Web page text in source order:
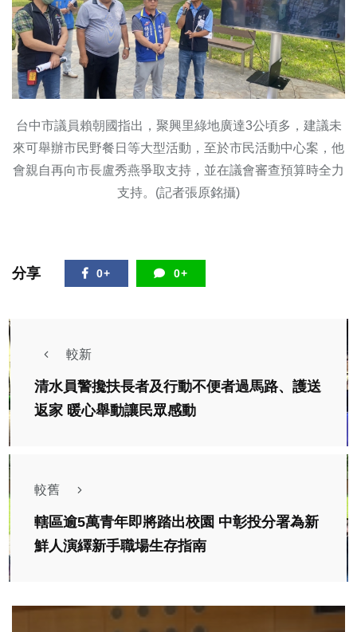
台中市議員賴朝國指出，聚興里綠地廣達3公頃多，建議未
來可舉辦市民野餐日等大型活動，至於市民活動中心案，他
會親自再向市長盧秀燕爭取支持，並在議會審查預算時全力
支持。(記者張原銘攝)
分享 0+ 0+
較新
清水員警攙扶長者及行動不便者過馬路、護送
返家 暖心舉動讓民眾感動
較舊
轄區逾5萬青年即將踏出校園 中彰投分署為新
鮮人演繹新手職場生存指南